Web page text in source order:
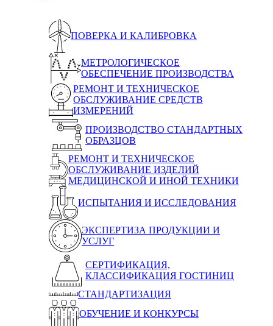
ПОВЕРКА И КАЛИБРОВКА
МЕТРОЛОГИЧЕСКОЕ
ОБЕСПЕЧЕНИЕ ПРОИЗВОДСТВА
РЕМОНТ И ТЕХНИЧЕСКОЕ
ОБСЛУЖИВАНИЕ СРЕДСТВ
ИЗМЕРЕНИЙ
ПРОИЗВОДСТВО СТАНДАРТНЫХ
ОБРАЗЦОВ
РЕМОНТ И ТЕХНИЧЕСКОЕ
ОБСЛУЖИВАНИЕ ИЗДЕЛИЙ
МЕДИЦИНСКОЙ И ИНОЙ ТЕХНИКИ
ИСПЫТАНИЯ И ИССЛЕДОВАНИЯ
ЭКСПЕРТИЗА ПРОДУКЦИИ И
УСЛУГ
СЕРТИФИКАЦИЯ,
КЛАССИФИКАЦИЯ ГОСТИНИЦ
СТАНДАРТИЗАЦИЯ
ОБУЧЕНИЕ И КОНКУРСЫ